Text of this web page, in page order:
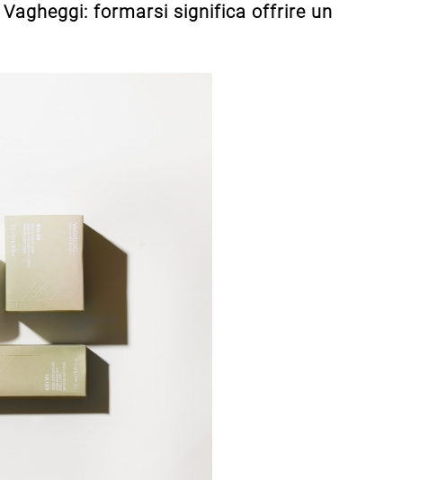
formarsi significa offrire un